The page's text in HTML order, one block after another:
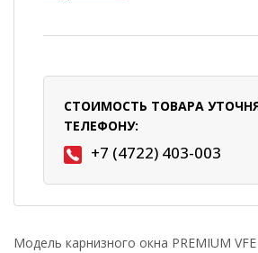
СТОИМОСТЬ ТОВАРА
ТЕЛЕФОНУ:
+7 (4722) 403-003
Модель карнизного окна PREMIUM